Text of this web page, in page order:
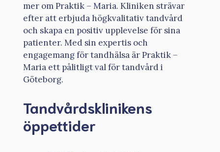
mer om Praktik – Maria. Kliniken strävar
efter att erbjuda högkvalitativ tandvård
och skapa en positiv upplevelse för sina
patienter. Med sin expertis och
engagemang för tandhälsa är Praktik –
Maria ett pålitligt val för tandvård i
Göteborg.
Tandvårdsklinikens
öppettider